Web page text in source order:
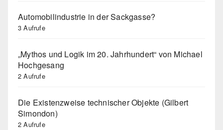
Automobilindustrie in der Sackgasse?
3 Aufrufe
„Mythos und Logik im 20. Jahrhundert“ von Michael
Hochgesang
2 Aufrufe
Die Existenzweise technischer Objekte (Gilbert
Simondon)
2 Aufrufe